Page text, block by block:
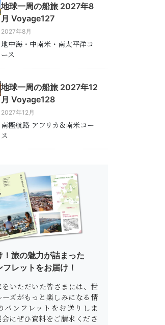
地球一周の船旅 2027年8
月 Voyage127
2027年8月
地中海・中南米・南太平洋コ
ース
地球一周の船旅 2027年12
月 Voyage128
2027年12月
南極航路 アフリカ&南米コー
ス
！旅の魅力が詰まった
フレットをお届け！
いただいた皆さまには、世
ズがもっと楽しみになる情
パンフレットをお送りしま
にぜひ資料をご請求くださ